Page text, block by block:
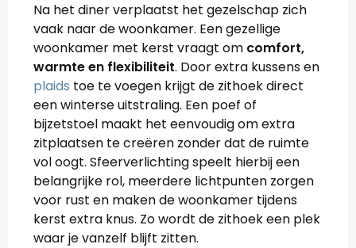
Na het diner verplaatst het gezelschap zich
vaak naar de woonkamer. Een gezellige
woonkamer met kerst vraagt om comfort,
warmte en flexibiliteit. Door extra kussens en
plaids toe te voegen krijgt de zithoek direct
een winterse uitstraling. Een poef of
bijzetstoel maakt het eenvoudig om extra
zitplaatsen te creëren zonder dat de ruimte
vol oogt. Sfeerverlichting speelt hierbij een
belangrijke rol, meerdere lichtpunten zorgen
voor rust en maken de woonkamer tijdens
kerst extra knus. Zo wordt de zithoek een plek
waar je vanzelf blijft zitten.